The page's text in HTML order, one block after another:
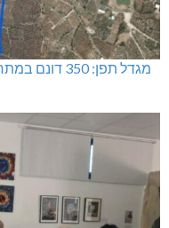
מגדל תפן: 350 דונם במתחם חדש